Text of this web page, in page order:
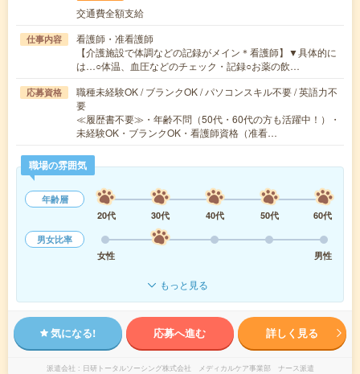
交通費全額支給
仕事内容
看護師・准看護師
【介護施設で体調などの記録がメイン＊看護師】▼具体的に
は…○体温、血圧などのチェック・記録○お薬の飲…
応募資格
職種未経験OK / ブランクOK / パソコンスキル不要 / 英語力不
要
≪履歴書不要≫・年齢不問（50代・60代の方も活躍中！）・
未経験OK・ブランクOK・看護師資格（准看…
職場の雰囲気
年齢層
20代
30代 40代 50代
60代
男女比率
女性
男性
もっと見る
気になる! 応募へ進む 詳しく見る
派遣会社 日研トータルソーシング株式会社 メディカルケア事業部 ナース派遣